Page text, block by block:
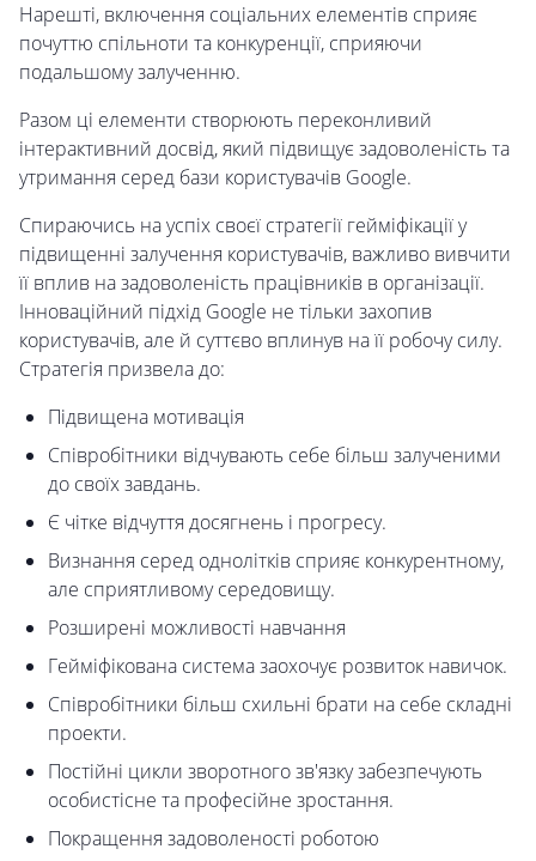
Нарешті, включення соціальних елементів сприяє
почуттю спільноти та конкуренції, сприяючи
подальшому залученню.
Разом ці елементи створюють переконливий
інтерактивний досвід, який підвищує задоволеність та
утримання серед бази користувачів Google.
Спираючись на успіх своєї стратегії гейміфікації у
підвищенні залучення користувачів, важливо вивчити
її вплив на задоволеність працівників в організації.
Інноваційний підхід Google не тільки захопив
користувачів, але й суттєво вплинув на її робочу силу.
Стратегія призвела до:
Підвищена мотивація
Співробітники відчувають себе більш залученими
до своїх завдань.
Є чітке відчуття досягнень і прогресу.
Визнання серед однолітків сприяє конкурентному,
але сприятливому середовищу.
Розширені можливості навчання
Гейміфікована система заохочує розвиток навичок.
Співробітники більш схильні брати на себе складні
проекти.
Постійні цикли зворотного зв'язку забезпечують
особистісне та професійне зростання.
Покращення задоволеності роботою